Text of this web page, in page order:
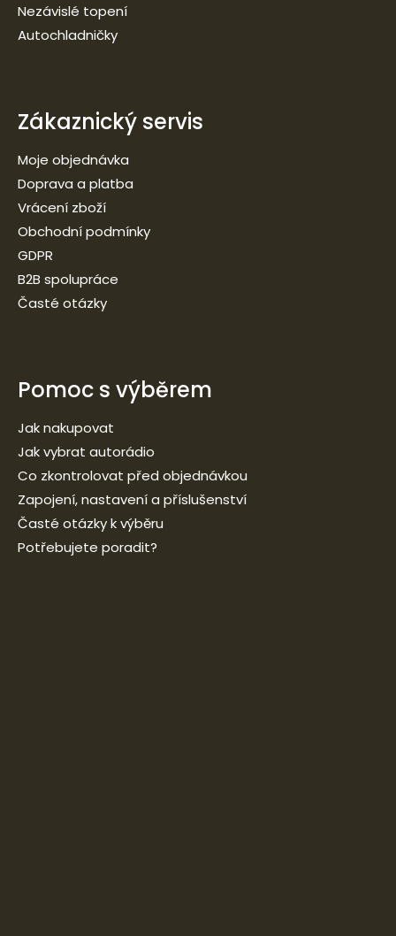
Nezávislé topení
Autochladničky
Zákaznický servis
Moje objednávka
Doprava a platba
Vrácení zboží
Obchodní podmínky
GDPR
B2B spolupráce
Časté otázky
Pomoc s výběrem
Jak nakupovat
Jak vybrat autorádio
Co zkontrolovat před objednávkou
Zapojení, nastavení a příslušenství
Časté otázky k výběru
Potřebujete poradit?